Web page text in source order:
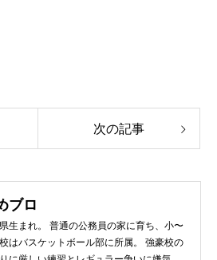
次の記事
ブロ
生まれ。 普通の公務員の家に育ち、小〜
はバスケットボール部に所属。 強豪校の